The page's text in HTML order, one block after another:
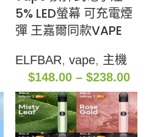
5% LED螢幕 可充電煙
彈 王嘉爾同款VAPE
ELFBAR, vape, 主機
$148.00 – $238.00